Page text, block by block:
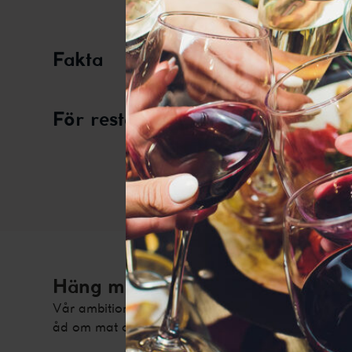
Fakta
För restauranger
Häng med i vår vinvärld!
Vår ambition är att ge dig tips, inspiration, fakta
åd om mat och dryck. Prenumerera på vårt
Den här
bättre